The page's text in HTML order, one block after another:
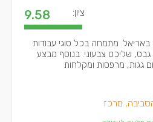
ציון: 9.58
באריאל. מתמחה בכל סוגי עבודות
גבס, שליכט צבעוני. בנוסף מבצע
גגות, מרפסות ומקלחות
מרכז